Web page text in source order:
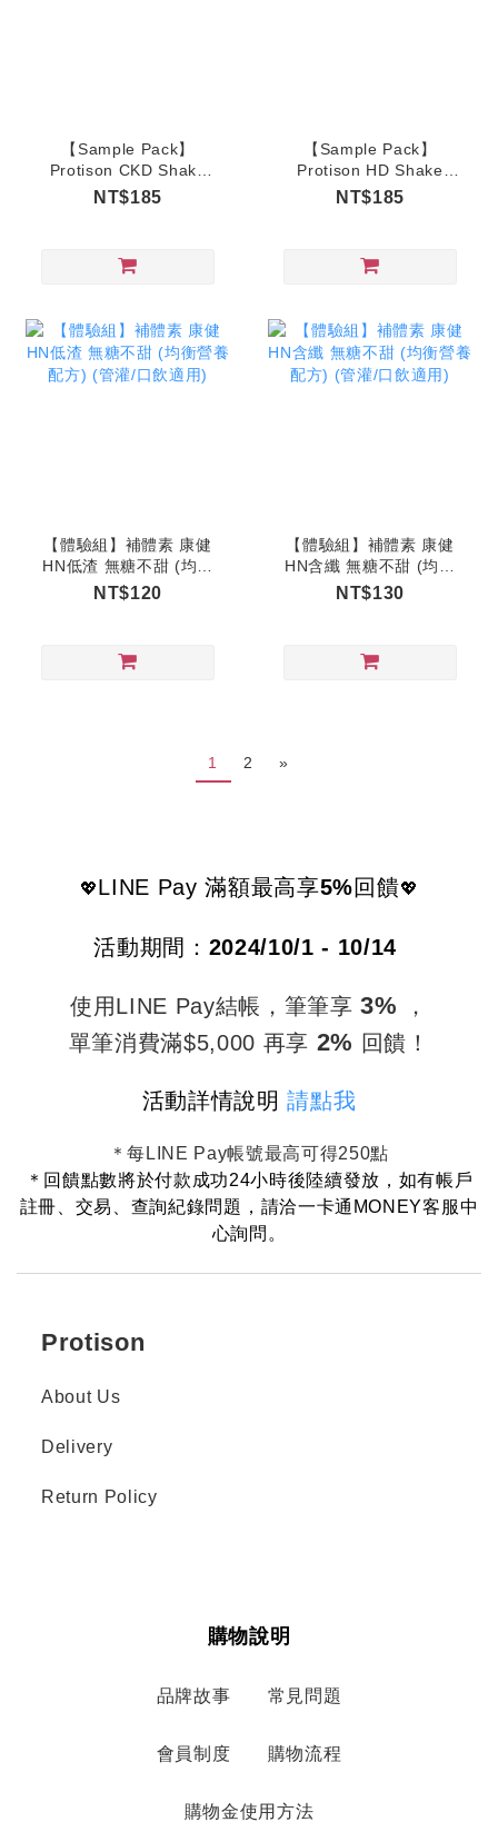
【Sample Pack】
Protison CKD Shake
(9.7% protein)
NT$185
【Sample Pack】
Protison HD Shake
(18% Protein)
NT$185
【體驗組】補體素 康健
HN低渣 無糖不甜 (均衡
營養配方) (管灌/口飲適
NT$120
【體驗組】補體素 康健
HN含纖 無糖不甜 (均衡
營養配方) (管灌/口飲適
NT$130
1 2 »
💖LINE Pay 滿額最高享5%回饋💖
活動期間： 2024/10/1 - 10/14
使用LINE Pay結帳， 筆筆享3%
，
單筆消費滿$5,000 再享 2% 回饋！
活動詳情說明請點我
＊每LINE Pay帳號最高可得250點
＊ 回饋點數將於付款成功24小時後陸續發放， 如有帳戶
註冊、交易、查詢紀錄問題， 請洽一卡通MONEY客服中
心詢問。
Protison
About Us
Delivery
Return Policy
購物說明
品牌故事 常見問題
會員制度 購物流程
購物金使用方法